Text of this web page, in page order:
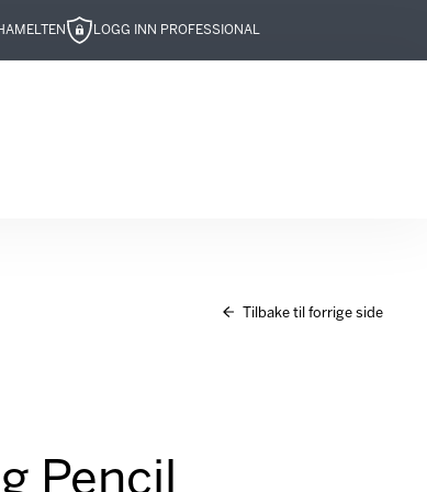
LOGG INN PROFESSIONAL
Tilbake til forrige side
Pencil